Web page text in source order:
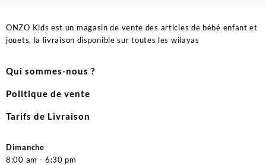
ONZO Kids est un magasin de vente des articles de bébé enfant et
jouets, la livraison disponible sur toutes les wilayas
Qui sommes-nous ?
Politique de vente
Tarifs de Livraison
Dimanche
8:00 am - 6:30 pm